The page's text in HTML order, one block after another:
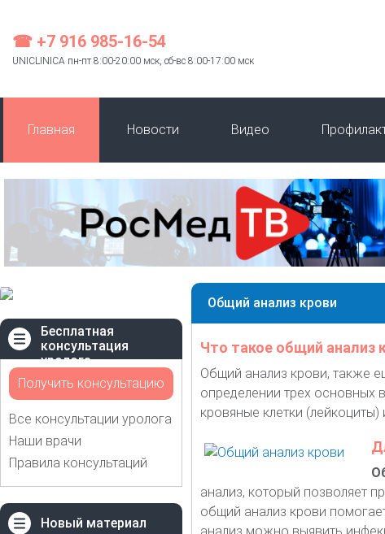
☎ +7 916 985-16-54
UNICLINICA пн-пт 8:00-20:00 мск, сб-вс 8:00-17:00 мск
Главная Новости Видео
Бесплатная
консультация
уролога
Получить консультацию
Все консультации уролога
Наши врачи
Правила консультаций
Новый материал
Общий анализ крови
Что такое общий анализ
Общий анализ крови, также
определении трех основных
кровяные клетки
анализ, который позволяет
общий анализ крови